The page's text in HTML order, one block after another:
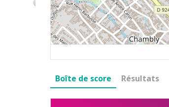
Boîte de score Résultats